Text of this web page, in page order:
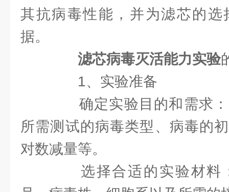
其抗病毒性能，并为滤芯的选
据。
滤芯病毒灭活能力实验
1、实验准备
确定实验目的和需求：
所需测试的病毒类型、病毒的
对数减量等。
选择合适的实验材料